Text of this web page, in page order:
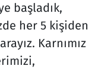
başladık,
her 5 kişiden
Karnımız